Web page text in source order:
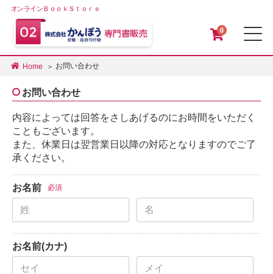
オンラインＢｏｏｋＳｔｏｒｅ
0
Home お問い合わせ
お問い合わせ
内容によっては回答をさしあげるのにお時間をいただく
こともございます。
また、休業日は翌営業日以降の対応となりますのでご了
承ください。
お名前 必須
お名前(カナ)